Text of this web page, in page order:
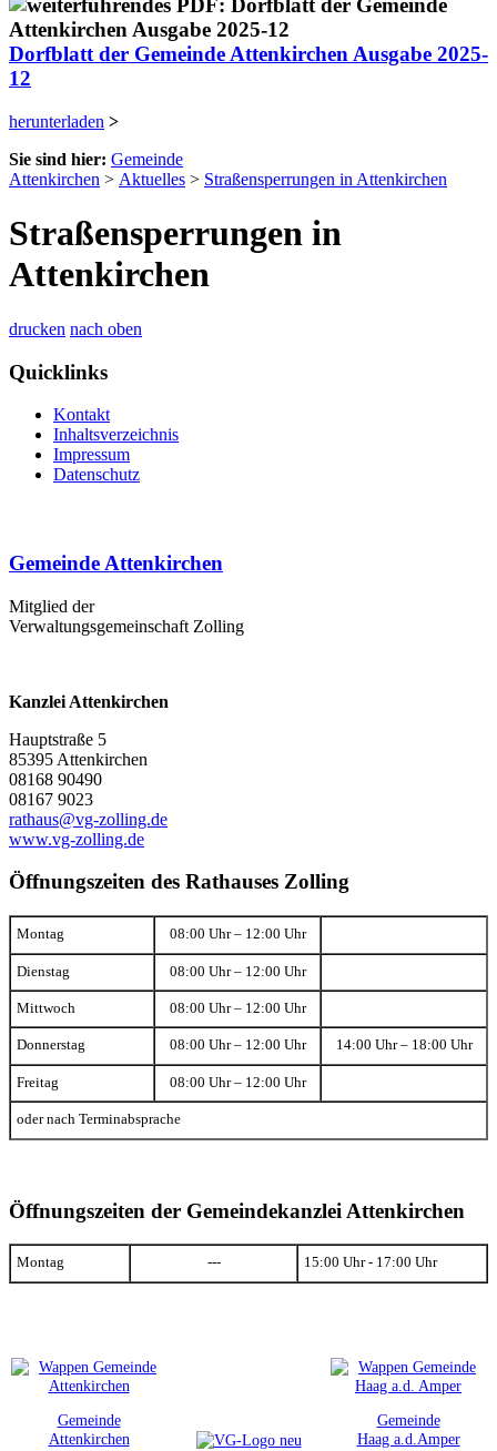
Dorfblatt der Gemeinde Attenkirchen Ausgabe 2025-
12
herunterladen >
Sie sind hier: Gemeinde
Attenkirchen > Aktuelles > Straßensperrungen in Attenkirchen
Straßensperrungen in
Attenkirchen
drucken nach oben
Quicklinks
Kontakt
Inhaltsverzeichnis
Impressum
Datenschutz
Gemeinde Attenkirchen
Mitglied der
Verwaltungsgemeinschaft Zolling
Kanzlei Attenkirchen
Hauptstraße 5
85395 Attenkirchen
08168 90490
08167 9023
rathaus@vg-zolling.de
www.vg-zolling.de
Öffnungszeiten des Rathauses Zolling
Montag 08:00 Uhr – 12:00 Uhr
Dienstag 08:00 Uhr – 12:00 Uhr
Mittwoch 08:00 Uhr – 12:00 Uhr
Donnerstag 08:00 Uhr – 12:00 Uhr 14:00 Uhr – 18:00 Uhr
Freitag 08:00 Uhr – 12:00 Uhr
oder nach Terminabsprache
Öffnungszeiten der Gemeindekanzlei Attenkirchen
Montag --- 15:00 Uhr - 17:00 Uhr
Gemeinde
Attenkirchen
Gemeinde
Haag a.d.Amper